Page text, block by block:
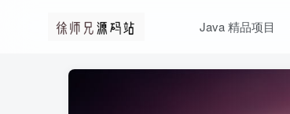
Java 精品项目